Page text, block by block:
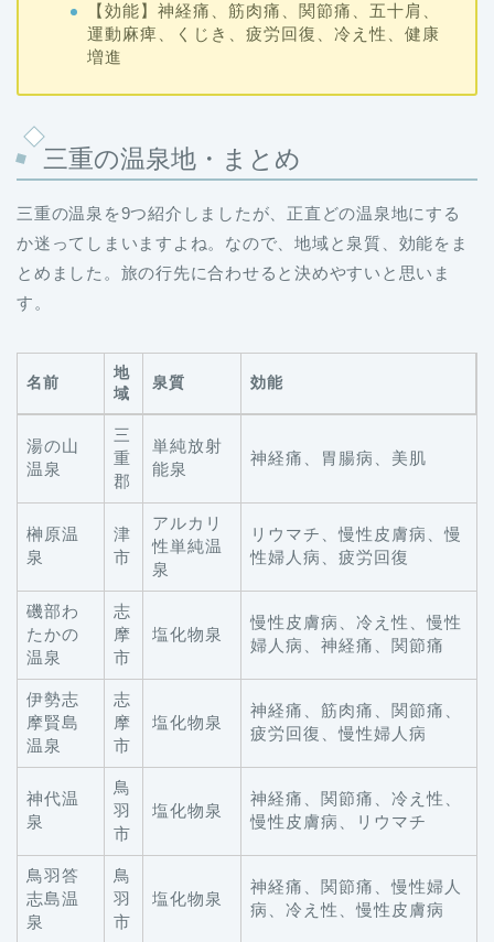
【効能】神経痛、筋肉痛、関節痛、五十肩、
運動麻痺、くじき、疲労回復、冷え性、健康
増進
三重の温泉地・まとめ
三重の温泉を9つ紹介しましたが、正直どの温泉地にする
か迷ってしまいますよね。なので、地域と泉質、効能をま
とめました。旅の行先に合わせると決めやすいと思いま
す。
名前
地
域
泉質 効能
地
域
湯の山
温泉
三
重
郡
単純放射
能泉
神経痛、胃腸病、美肌
榊原温
泉
津
市
アルカリ
性単純温
泉
リウマチ、慢性皮膚病、慢
性婦人病、疲労回復
磯部わ
たかの
温泉
志
摩
市
塩化物泉
慢性皮膚病、冷え性、慢性
婦人病、神経痛、関節痛
伊勢志
摩賢島
温泉
志
摩
市
塩化物泉
神経痛、筋肉痛、関節痛、
疲労回復、慢性婦人病
神代温
泉
鳥
羽
市
塩化物泉
神経痛、関節痛、冷え性、
慢性皮膚病、リウマチ
鳥羽答
志島温
泉
鳥
羽
市
塩化物泉
神経痛、関節痛、慢性婦人
病、冷え性、慢性皮膚病